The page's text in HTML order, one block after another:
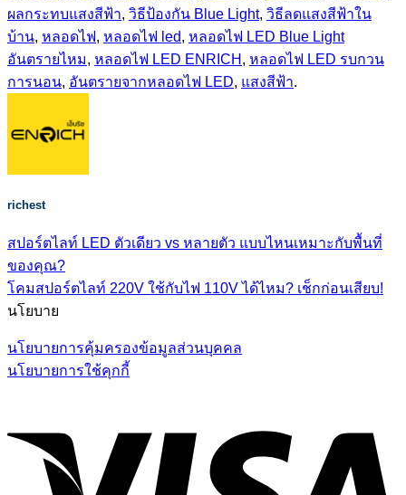
ผลกระทบแสงสีฟ้า, วิธีป้องกัน Blue Light, วิธีลดแสงสีฟ้าใน
บ้าน, หลอดไฟ, หลอดไฟ led, หลอดไฟ LED Blue Light
อันตรายไหม, หลอดไฟ LED ENRICH , หลอดไฟ LED รบกวน
การนอน, อันตรายจากหลอดไฟ LED, แสงสีฟ้า.
richest
สปอร์ตไลท์ LED ตัวเดียว vs หลายตัว แบบไหนเหมาะกับพื้นที่
ของคุณ?
โคมสปอร์ตไลท์ 220V ใช้กับไฟ 110V ได้ไหม? เช็กก่อนเสียบ!
นโยบาย
นโยบายการคุ้มครองข้อมูลส่วนบุคคล
นโยบายการใช้คุกกี้